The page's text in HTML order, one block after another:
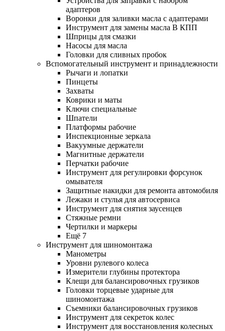
адаптеров
Воронки для заливки масла с адаптерами
Инструмент для замены масла В КПП
Шприцы для смазки
Насосы для масла
Головки для сливных пробок
Вспомогательный инструмент и принадлежности
Рычаги и лопатки
Пинцеты
Захваты
Коврики и маты
Ключи специальные
Шпатели
Платформы рабочие
Инспекционные зеркала
Вакуумные держатели
Магнитные держатели
Перчатки рабочие
Инструмент для регулировки форсунок
омывателя
Защитные накидки для ремонта автомобиля
Лежаки и стулья для автосервиса
Инструмент для снятия заусенцев
Стяжные ремни
Чертилки и маркеры
Ещё 7
Инструмент для шиномонтажа
Манометры
Уровни рулевого колеса
Измерители глубины протектора
Клещи для балансировочных грузиков
Головки торцевые ударные для
шиномонтажа
Съемники балансировочных грузиков
Инструмент для секреток колес
Инструмент для восстановления колесных